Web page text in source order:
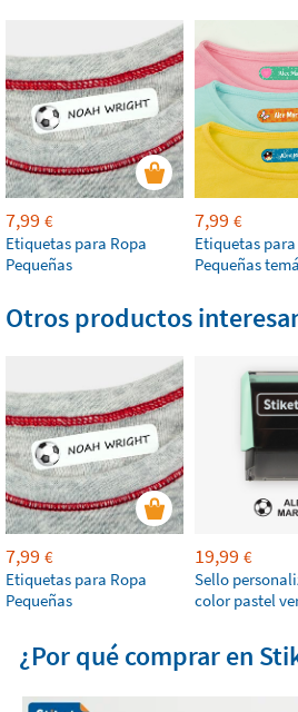
7,99 €
Etiquetas para Ropa
Pequeñas
7,99 €
Etiquetas
Pequeñas
Otros productos
7,99 €
Etiquetas para Ropa
Pequeñas
19,99 €
Sello
color pastel
¿Por qué comprar en